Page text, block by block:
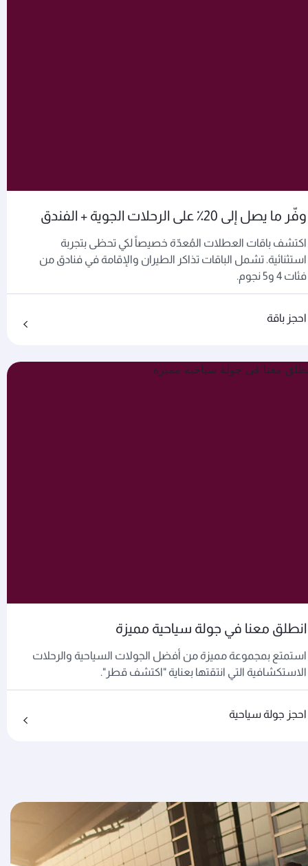
وفّر ما يصل إلى 20٪ على الرحلات الجوية + الفندق
اكتشف باقات العطلات المُعدّة خصيصاً لكي تحظى بتجربة
استثنائية. تشمل الباقات تذاكر الطيران والإقامة في فنادق من
فئات 4 و5 نجوم.
احجز باقة
انطلق معنا في جولة سياحية مميزة
استمتع بمجموعة مميزة من أفضل الجولات السياحية والرحلات
الاستكشافية التي انتقتها بعناية "اكتشف قطر".
احجز جولة سياحية